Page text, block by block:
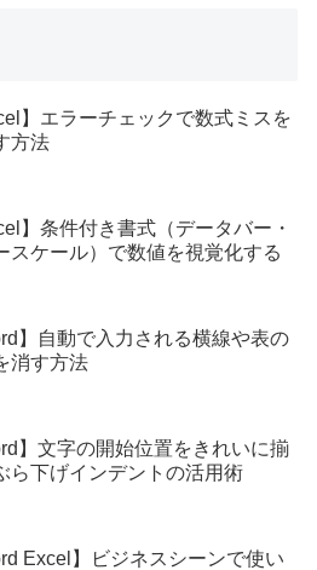
】エラーチェックで数式ミスを
方法
】条件付き書式（データバー・
スケール）で数値を視覚化する
】自動で入力される横線や表の
消す方法
】文字の開始位置をきれいに揃
ら下げインデントの活用術
Excel】ビジネスシーンで使い